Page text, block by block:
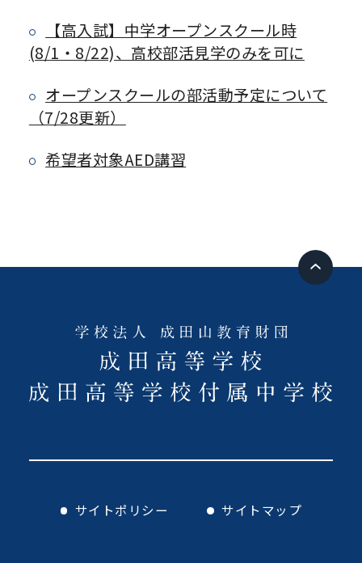
【高入試】中学オープンスクール時
(8/1・8/22)、高校部活見学のみを可に
オープンスクールの部活動予定について
（7/28更新）
希望者対象AED講習
サイトポリシー サイトマップ